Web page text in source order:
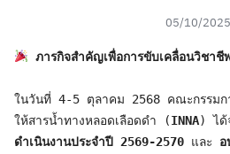
05/10/2025
ภารกิจสำคัญเพื่อการขับเคลื่อนวิชาชี
ในวันที่ 4-5 ตุลาคม 2568 คณะกรรมก
ให้สารน้ำทางหลอดเลือดดำ (INNA) ได้
ดำเนินงานประจำปี 2569-2570 และ อ